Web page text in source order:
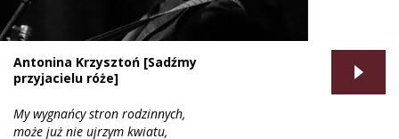
Antonina Krzysztoń [Sadźmy
przyjacielu róże]
My wygnańcy stron rodzinnych,
może już nie ujrzym kwiatu,